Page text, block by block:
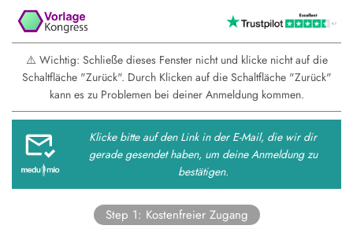
⚠️ Wichtig: Schließe dieses Fenster nicht und klicke nicht auf die
Schaltfläche "Zurück". Durch Klicken auf die Schaltfläche "Zurück"
kann es zu Problemen bei deiner Anmeldung kommen.
Klicke bitte auf den Link in der E-Mail, die wir dir
gerade gesendet haben, um deine Anmeldung zu
bestätigen.
Step 1: Kostenfreier Zugang